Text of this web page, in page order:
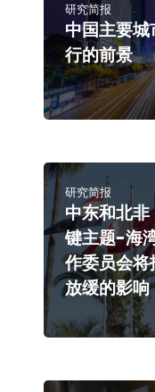
研究简报
中国主要
行的前景
研究简报
中东和北
键主题-海
作委员会
放缓的影响